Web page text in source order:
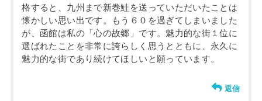
格すると、九州まで新巻鮭を送っていただいたことは
懐かしい思い出です。もう６０を過ぎてしまいました
が、函館は私の「心の故郷」です。魅力的な街１位に
選ばれたことを非常に誇らしく思うとともに、永久に
魅力的な街であり続けてほしいと願っています。
返信